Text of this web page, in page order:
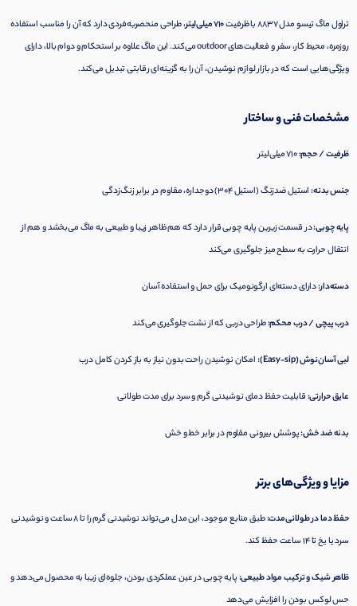
تراول ماگ تیسو مدل ۸۸۳۷ با ظرفیت ۷۱۰ میلی‌لیتر
، طراحی منحصربه‌فردی دارد که آن را مناسب استفاده
روزمره، محیط کار، سفر و فعالیت‌های outdoor می‌کند. این ماگ علاوه بر استحکام و دوام بالا، دارای
ویژگی‌هایی است که در بازار لوازم نوشیدن، آن را به گزینه‌ای رقابتی تبدیل می‌کند.
مشخصات فنی و ساختار
ظرفیت / حجم:۷۱۰ میلی‌لیتر
جنس بدنه:استیل ضدزنگ (استیل ۳۰۴) دوجداره، مقاوم در برابر زنگ‌زدگی
پایه چوبی:در قسمت زیرین پایه چوبی قرار دارد که هم ظاهر زیبا و طبیعی به ماگ می‌بخشد و هم از
انتقال حرارت به سطح میز جلوگیری می‌کند
دسته‌دار:دارای دسته‌ای ارگونومیک برای حمل و استفاده آسان
درب پیچی / درب محکم:طراحی دربی که از نشت جلوگیری می‌کند
لبی آسان‌نوش (Easy‑sip): امکان نوشیدن راحت بدون نیاز به باز کردن کامل درب
عایق حرارتی:قابلیت حفظ دمای نوشیدنی گرم و سرد برای مدت طولانی
بدنه ضد خش:پوشش بیرونی مقاوم در برابر خط و خش
مزایا و ویژگی‌های برتر
حفظ دما در طولانی‌مدت:
طبق منابع موجود، این مدل می‌تواند نوشیدنی گرم را تا ۸ ساعت و نوشیدنی
سرد یا یخ تا ۱۴ ساعت حفظ کند.
ظاهر شیک و ترکیب مواد طبیعی:پایه چوبی در عین عملکردی بودن، جلوه‌ای زیبا به محصول می‌دهد و
حس لوکس بودن را افزایش می‌دهد